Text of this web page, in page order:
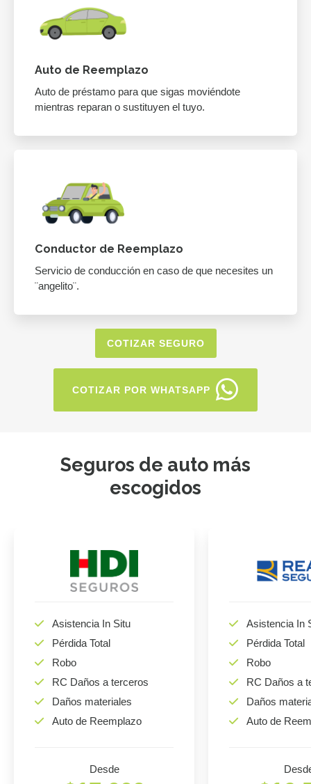
Auto de Reemplazo
Auto de préstamo para que sigas moviéndote
mientras reparan o sustituyen el tuyo.
Conductor de Reemplazo
Servicio de conducción en caso de que necesites un
¨angelito¨.
COTIZAR SEGURO
COTIZAR POR WHATSAPP
Seguros de auto más
escogidos
Asistencia In Situ
Pérdida Total
Robo
RC Daños a terceros
Daños materiales
Auto de Reemplazo
Desde
Asistencia In
Pérdida Total
Robo
RC Daños a
Daños
Auto de